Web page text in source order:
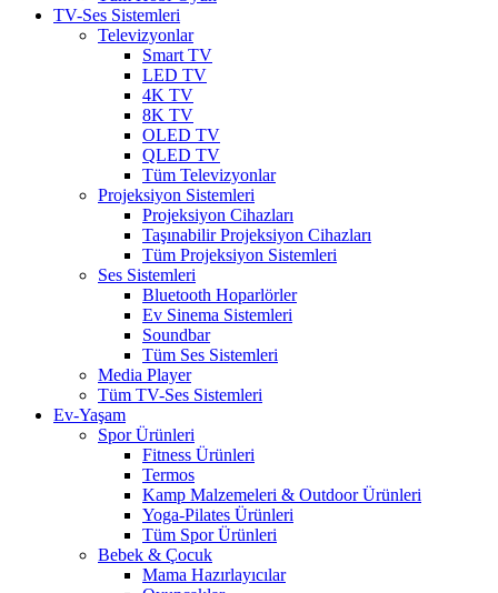
TV-Ses Sistemleri
Televizyonlar
Smart TV
LED TV
4K TV
8K TV
OLED TV
QLED TV
Tüm Televizyonlar
Projeksiyon Sistemleri
Projeksiyon Cihazları
Taşınabilir Projeksiyon Cihazları
Tüm Projeksiyon Sistemleri
Ses Sistemleri
Bluetooth Hoparlörler
Ev Sinema Sistemleri
Soundbar
Tüm Ses Sistemleri
Media Player
Tüm TV-Ses Sistemleri
Ev-Yaşam
Spor Ürünleri
Fitness Ürünleri
Termos
Kamp Malzemeleri & Outdoor Ürünleri
Yoga-Pilates Ürünleri
Tüm Spor Ürünleri
Bebek & Çocuk
Mama Hazırlayıcılar